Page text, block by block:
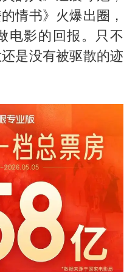
情书》火爆出圈，
电影的回报。只不
是没有被驱散的迹